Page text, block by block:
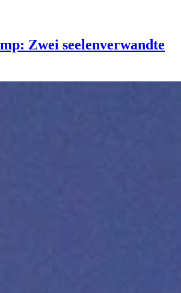
Zwei seelenverwandte